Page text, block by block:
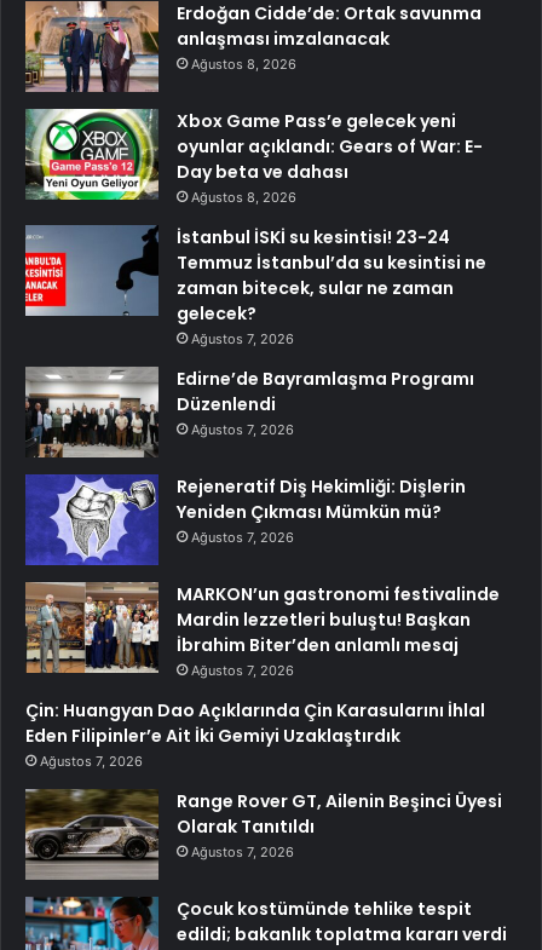
Erdoğan Cidde’de: Ortak savunma
anlaşması imzalanacak
Ağustos 8, 2026
Xbox Game Pass’e gelecek yeni
oyunlar açıklandı: Gears of War: E-
Day beta ve dahası
Ağustos 8, 2026
İstanbul İSKİ su kesintisi! 23-24
Temmuz İstanbul’da su kesintisi ne
zaman bitecek, sular ne zaman
gelecek?
Ağustos 7, 2026
Edirne’de Bayramlaşma Programı
Düzenlendi
Ağustos 7, 2026
Rejeneratif Diş Hekimliği: Dişlerin
Yeniden Çıkması Mümkün mü?
Ağustos 7, 2026
MARKON’un gastronomi festivalinde
Mardin lezzetleri buluştu! Başkan
İbrahim Biter’den anlamlı mesaj
Ağustos 7, 2026
Çin: Huangyan Dao Açıklarında Çin Karasularını İhlal
Eden Filipinler’e Ait İki Gemiyi Uzaklaştırdık
Ağustos 7, 2026
Range Rover GT, Ailenin Beşinci Üyesi
Olarak Tanıtıldı
Ağustos 7, 2026
Çocuk kostümünde tehlike tespit
edildi; bakanlık toplatma kararı verdi